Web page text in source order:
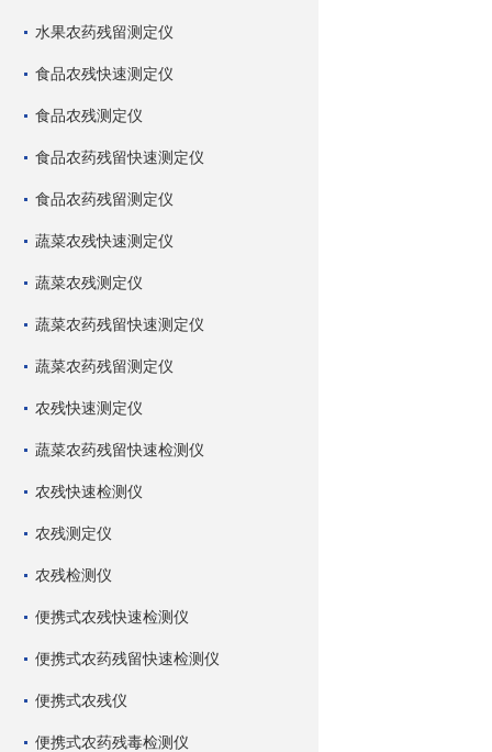
水果农药残留测定仪
食品农残快速测定仪
食品农残测定仪
食品农药残留快速测定仪
食品农药残留测定仪
蔬菜农残快速测定仪
蔬菜农残测定仪
蔬菜农药残留快速测定仪
蔬菜农药残留测定仪
农残快速测定仪
蔬菜农药残留快速检测仪
农残快速检测仪
农残测定仪
农残检测仪
便携式农残快速检测仪
便携式农药残留快速检测仪
便携式农残仪
便携式农药残毒检测仪